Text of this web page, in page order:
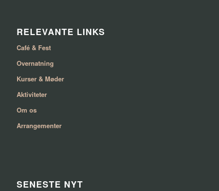
RELEVANTE LINKS
Café & Fest
Overnatning
Kurser & Møder
Aktiviteter
Om os
Arrangementer
SENESTE NYT